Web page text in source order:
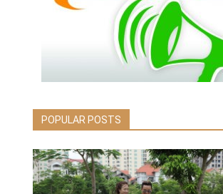
POPULAR POSTS